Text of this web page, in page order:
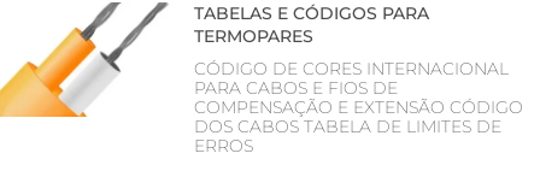
TABELAS E CÓDIGOS PARA
TERMOPARES
CÓDIGO DE CORES INTERNACIONAL
PARA CABOS E FIOS DE
COMPENSAÇÃO E EXTENSÃO CÓDIGO
DOS CABOS TABELA DE LIMITES DE
ERROS